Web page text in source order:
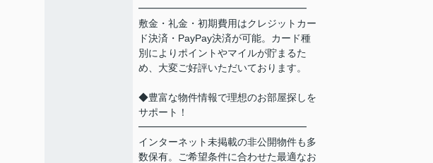
━━━━━━━━━━━━━━━━━
敷金・礼金・初期費用はクレジットカー
ド決済・PayPay決済が可能。カード種
別によりポイントやマイルが貯まるた
め、大変ご好評いただいております。
◆豊富な物件情報で理想のお部屋探しを
サポート！
━━━━━━━━━━━━━━━━━
インターネット未掲載の非公開物件も多
数保有。ご希望条件に合わせた最適なお